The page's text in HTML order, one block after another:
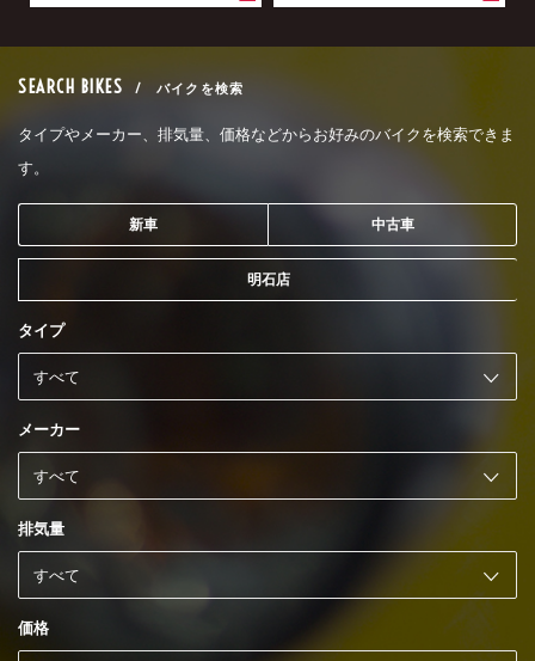
SEARCH BIKES / バイクを検索
タイプやメーカー、排気量、価格などからお好みのバイクを検索できま
す。
新車 中古車
明石店
タイプ
メーカー
排気量
価格